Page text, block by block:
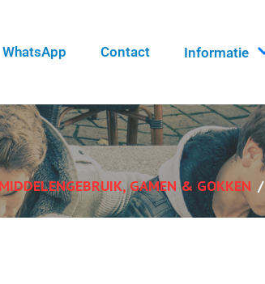
WhatsApp Contact Informatie
MIDDELENGEBRUIK, GAMEN & GOKKEN